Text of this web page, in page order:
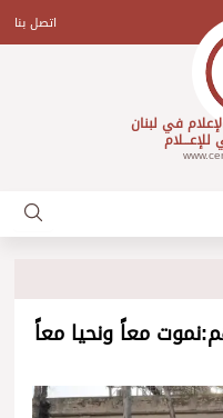
اتصل بنا
في لبنان
للإعـــلام
معاً ونحيا معاً